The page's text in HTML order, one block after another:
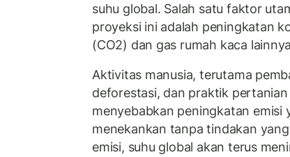
suhu global. Salah satu faktor
proyeksi ini adalah peningkatan
(CO2) dan gas rumah kaca
Aktivitas manusia, terutama
deforestasi, dan praktik
menyebabkan peningkatan emisi
menekankan tanpa tindakan
emisi, suhu global akan terus